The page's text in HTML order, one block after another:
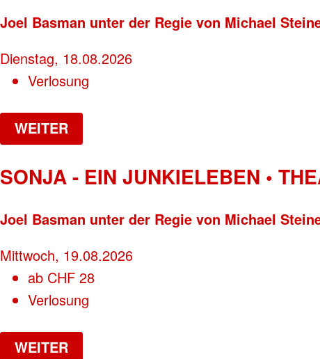
Joel Basman unter der Regie von Michael
Dienstag, 18.08.2026
Verlosung
WEITER
SONJA - EIN JUNKIELEBEN •
Joel Basman unter der Regie von Michael
Mittwoch, 19.08.2026
ab CHF 28
Verlosung
WEITER